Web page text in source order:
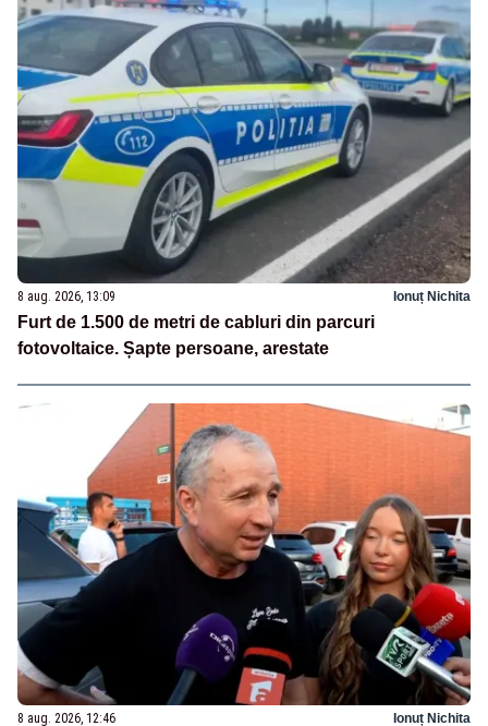
8 aug. 2026, 13:09 Ionuț Nichita
Furt de 1.500 de metri de cabluri din parcuri
fotovoltaice. Șapte persoane, arestate
8 aug. 2026, 12:46 Ionuț Nichita